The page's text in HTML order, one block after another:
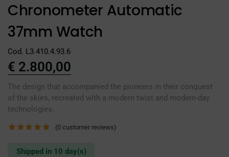
Chronometer Automatic
37mm Watch
Cod. L3.410.4.93.6
€ 2.800,00
The design that accompanied the pioneers in their conquest
of the skies, recreated with a modern twist and modern-day
technologies.
(0 customer reviews)
Shipped in 10 day(s)